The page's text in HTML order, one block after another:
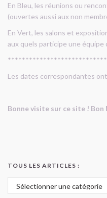
En Bleu, les réunions ou
(ouvertes aussi aux non
En Vert, les salons et
aux quels participe une équipe
Les dates correspondantes
Bonne visite sur ce site ! Bon
TOUS LES ARTICLES :
Tous les articles :